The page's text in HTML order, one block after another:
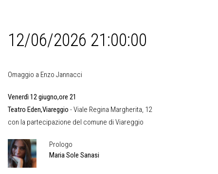
12/06/2026 21:00:00
Omaggio a Enzo Jannacci
Venerdì 12 giugno,ore 21
Teatro Eden,Viareggio - Viale Regina Margherita, 12
con la partecipazione del comune di Viareggio
Prologo
Maria Sole Sanasi